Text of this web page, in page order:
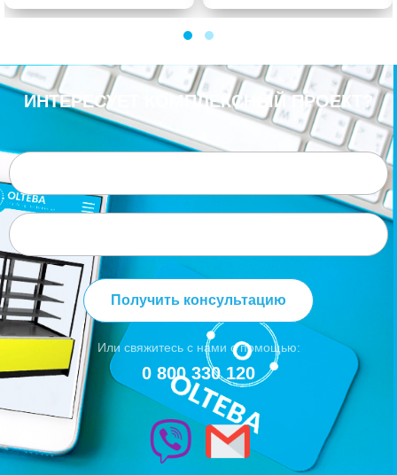
ИНТЕРЕСУЕТ КОМПЛЕКСНЫЙ ПРОЕКТ?
Получить консультацию
Или свяжитесь с нами с помощью:
0 800 330 120